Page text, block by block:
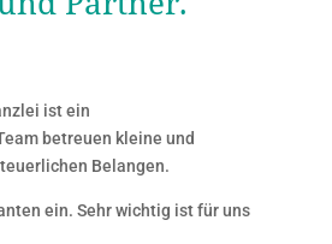
ist ein
betreuen kleine und
Belangen.
ein. Sehr wichtig ist für uns